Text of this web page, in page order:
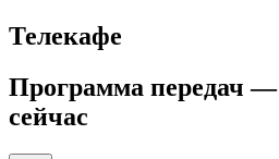
Телекафе
Программа передач —
сейчас